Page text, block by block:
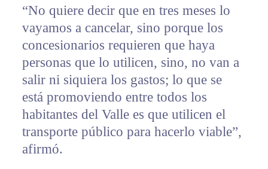
“No quiere decir que en tres meses lo
vayamos a cancelar, sino porque los
concesionarios requieren que haya
personas que lo utilicen, sino, no van a
salir ni siquiera los gastos; lo que se
está promoviendo entre todos los
habitantes del Valle es que utilicen el
transporte público para hacerlo viable”,
afirmó.